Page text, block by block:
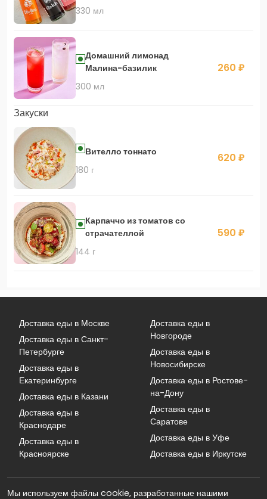
330 мл
Домашний лимонад
Малина-базилик
300 мл
260 ₽
Закуски
Вителло тоннато
180 г
620 ₽
Карпаччо из томатов со
страчателлой
144 г
590 ₽
Доставка еды в Москве
Доставка еды в Санкт-
Петербурге
Доставка еды в
Екатеринбурге
Доставка еды в Казани
Доставка еды в
Краснодаре
Доставка еды в
Красноярске
Доставка еды в
Новгороде
Доставка еды в
Новосибирске
Доставка еды в Ростове-
на-Дону
Доставка еды в
Саратове
Доставка еды в Уфе
Доставка еды в Иркутске
Мы используем файлы cookie, разработанные нашими